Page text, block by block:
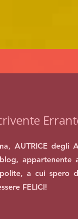
AUTRICE degli
appartenente
a cui spero
FELICI!